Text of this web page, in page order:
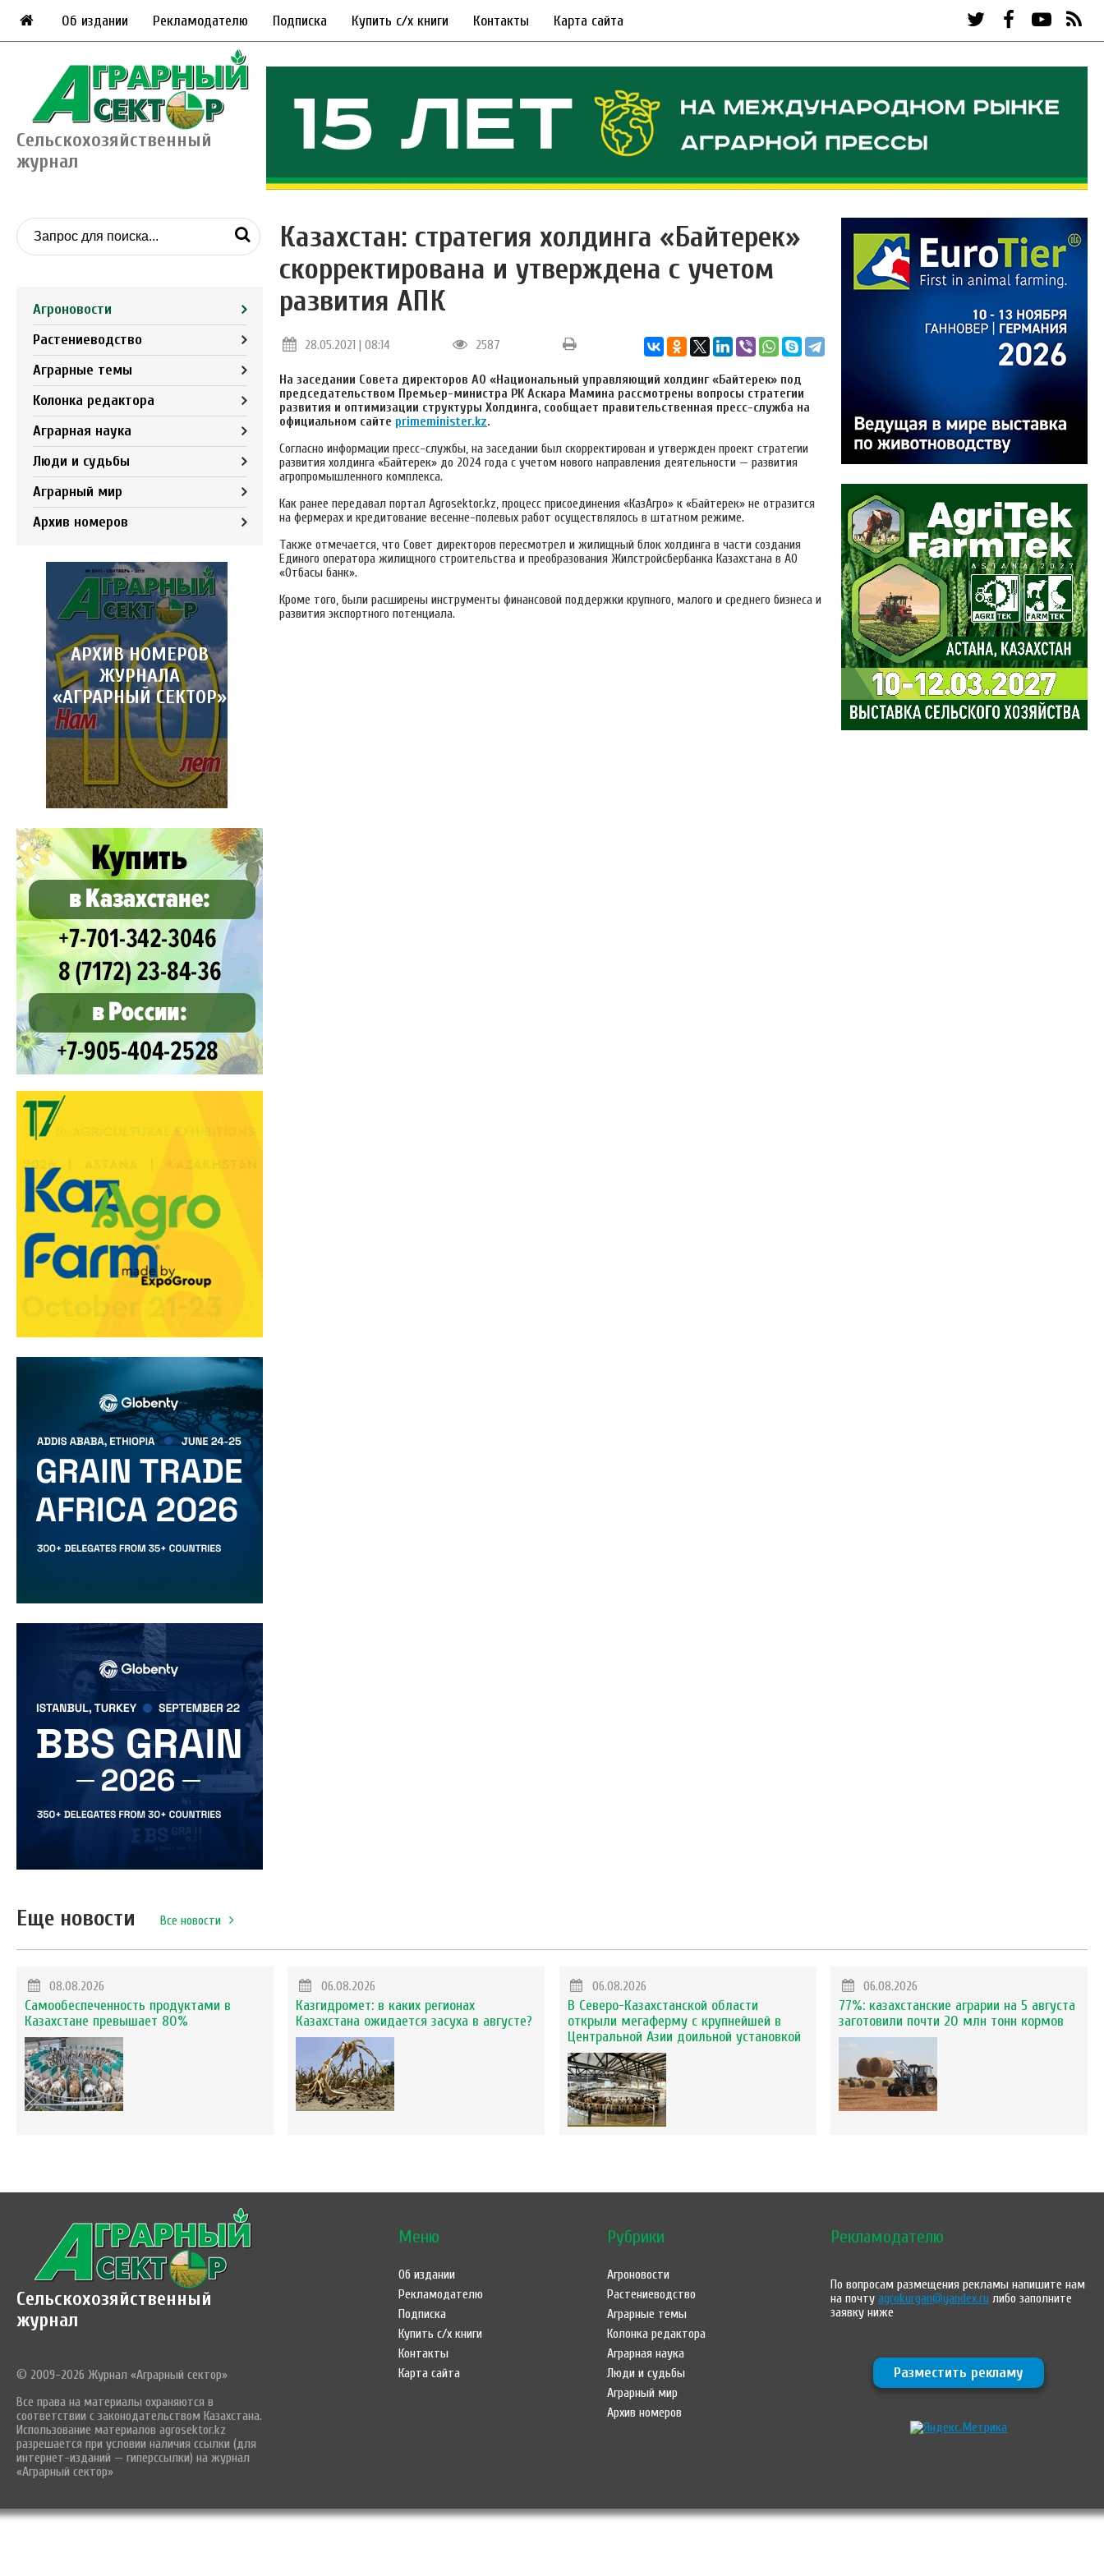
Об издании Рекламодателю Подписка Купить с/х книги Контакты Карта сайта
Сельскохозяйственный
журнал
Агроновости
Растениеводство
Аграрные темы
Колонка редактора
Аграрная наука
Люди и судьбы
Аграрный мир
Архив номеров
АРХИВ НОМЕРОВ
ЖУРНАЛА
«АГРАРНЫЙ СЕКТОР»
Казахстан: стратегия холдинга «Байтерек»
скорректирована и утверждена с учетом
развития АПК
28.05.2021 | 08:14 2587
На заседании Совета директоров АО «Национальный управляющий холдинг «Байтерек» под
председательством Премьер-министра РК Аскара Мамина рассмотрены вопросы стратегии
развития и оптимизации структуры Холдинга, сообщает правительственная пресс-служба на
официальном сайте primeminister.kz.
Согласно информации пресс-службы, на заседании был скорректирован и утвержден проект стратегии
развития холдинга «Байтерек» до 2024 года с учетом нового направления деятельности — развития
агропромышленного комплекса.
Как ранее передавал портал Аgrosektor.kz, процесс присоединения «КазАгро» к «Байтерек» не отразится
на фермерах и кредитование весенне-полевых работ осуществлялось в штатном режиме.
Также отмечается, что Совет директоров пересмотрел и жилищный блок холдинга в части создания
Единого оператора жилищного строительства и преобразования Жилстройсбербанка Казахстана в АО
«Отбасы банк».
Кроме того, были расширены инструменты финансовой поддержки крупного, малого и среднего бизнеса и
развития экспортного потенциала.
Еще новости Все новости
08.08.2026
Самообеспеченность продуктами в
Казахстане превышает 80%
06.08.2026
Казгидромет: в каких регионах
Казахстана ожидается засуха в августе?
06.08.2026
В Северо-Казахстанской области
открыли мегаферму с крупнейшей в
Центральной Азии доильной установкой
06.08.2026
77%: казахстанские аграрии на 5 августа
заготовили почти 20 млн тонн кормов
Сельскохозяйственный
журнал
© 2009-2026 Журнал «Аграрный сектор»
Все права на материалы охраняются в
соответствии с законодательством Казахстана.
Использование материалов agrosektor.kz
разрешается при условии наличия ссылки (для
интернет-изданий — гиперссылки) на журнал
«Аграрный сектор»
Меню
Об издании
Рекламодателю
Подписка
Купить с/х книги
Контакты
Карта сайта
Рубрики
Агроновости
Растениеводство
Аграрные темы
Колонка редактора
Аграрная наука
Люди и судьбы
Аграрный мир
Архив номеров
Рекламодателю
По вопросам размещения рекламы напишите нам
на почтуagrokurgan@yandex.ru либо заполните
заявку ниже
Разместить рекламу